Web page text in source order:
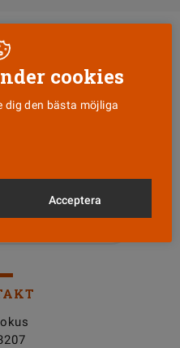
cookies
dig den bästa möjliga
Acceptera